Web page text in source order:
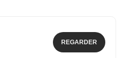
REGARDER